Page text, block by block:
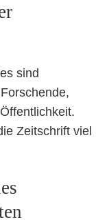
sind
Zeitschrift viel